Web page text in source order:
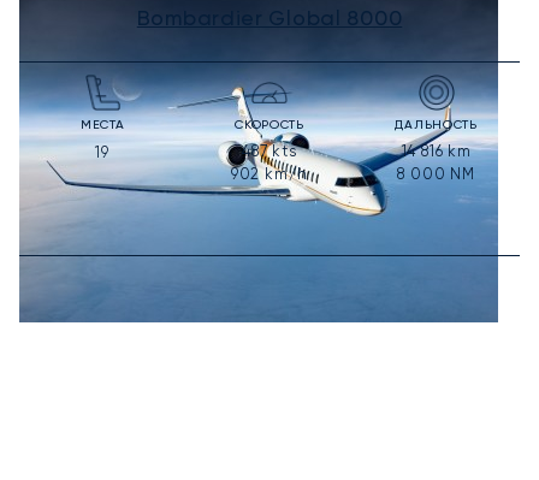
Bombardier Global 8000
МЕСТА
19
СКОРОСТЬ
487kts
902km/h
ДАЛЬНОСТЬ
14 816km
8 000 NM